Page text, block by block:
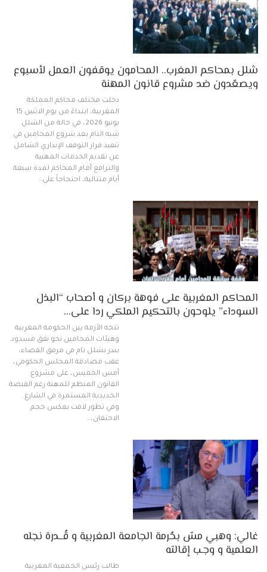
شلل بمحاكم المغرب.. المحامون يوقفون العمل لأسبوع
ويصعّدون ضد مشروع قانون المهنة
دخلت مختلف محاكم المملكة
المغربية، ابتداءً من يوم الاثنين 15
يونيو 2026، في حالة من الشلل
شبه التام بعد شروع المحامين في
تنفيذ قرار التوقف الإنذاري الشامل
عن تقديم الخدمات المهنية
والترافع أمام المحاكم لمدة سبعة
أيام متتالية، احتجاجاً على…
المحاكم المغربية على فوهة بركان و أصحاب “البذل
السوداء” يلوحون بالتحكيم الملكي ردا على…
تتجه الأزمة بين الحكومة المغربية
وهيئات المحامين نحو نفق مسدود
ينذر بشلل تام في مرفق القضاء،
عقب مصادقة المجلس الحكومي،
أمس الخميس، على مشروع
القانون المنظم للمهنة رغم القبضة
الحديدية المستمرة في الشارع.
وفي تطور لافت يعكس حجم
الاحتقان،…
غالي: وهبي مسّ بحُرمة الجامعة المغربية و قُــدرة نجله
العلمية و وجـب إقالته
طالب رئيس الجمعية المغربية